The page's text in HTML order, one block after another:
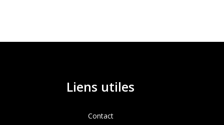
Liens utiles
Contact